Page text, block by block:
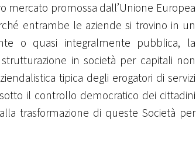
mercato promossa dall’Unione Europea
entrambe le aziende si trovino in un
o quasi integralmente pubblica, la
in società per capitali non
tipica degli erogatori di servizi
il controllo democratico dei cittadini
trasformazione di queste Società per